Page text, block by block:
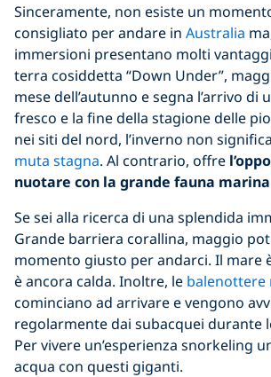
Sinceramente, non esiste un
consigliato per andare in Australia
immersioni presentano molti
terra cosiddetta “Down Under”,
mese dell’autunno e segna l’arrivo di
fresco e la fine della stagione delle
nei siti del nord, l’inverno non
muta stagna. Al contrario, offre
nuotare con la grande fauna marina
Se sei alla ricerca di una splendida
Grande barriera corallina, maggio
momento giusto per andarci. Il mare
è ancora calda. Inoltre, le balenottere
cominciano ad arrivare e vengono
regolarmente dai subacquei durante
Per vivere un’esperienza snorkeling
acqua con questi giganti.